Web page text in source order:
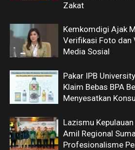
Zakat
Kemkomdigi Ajak
Verifikasi Foto dan
Media Sosial
Pakar IPB
Klaim Bebas BPA
Menyesatkan
Lazismu
Amil Regional
Profesionalisme